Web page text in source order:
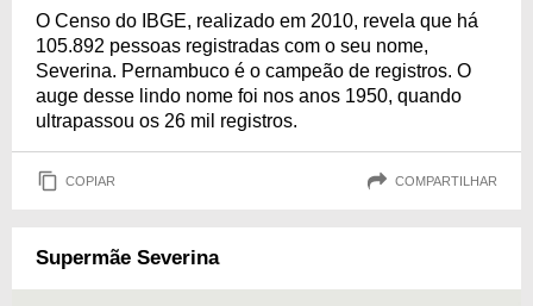
O Censo do IBGE, realizado em 2010, revela que há
105.892 pessoas registradas com o seu nome,
Severina. Pernambuco é o campeão de registros. O
auge desse lindo nome foi nos anos 1950, quando
ultrapassou os 26 mil registros.
COPIAR COMPARTILHAR
Supermãe Severina